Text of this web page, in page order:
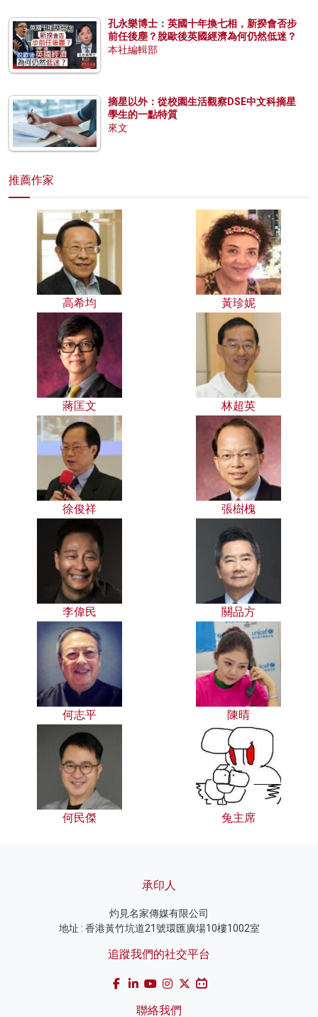
孔永樂博士：英國十年換七相，新揆會否步
前任後塵？脫歐後英國經濟為何仍然低迷？
本社編輯部
摘星以外：從校園生活觀察DSE中文科摘星
學生的一點特質
來文
推薦作家
高希均 黃珍妮
蔣匡文 林超英
徐俊祥 張樹槐
李偉民 關品方
何志平 陳晴
何民傑 兔主席
承印人
灼見名家傳媒有限公司
地址 : 香港黃竹坑道21號環匯廣場10樓1002室
追蹤我們的社交平台
聯絡我們